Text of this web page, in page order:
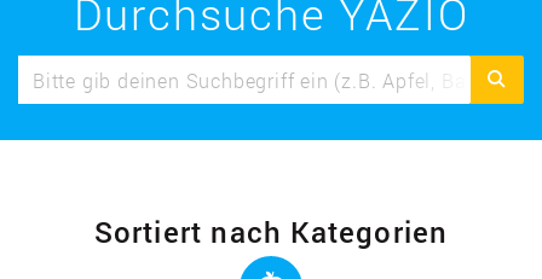
Durchsuche YAZIO
Sortiert nach Kategorien